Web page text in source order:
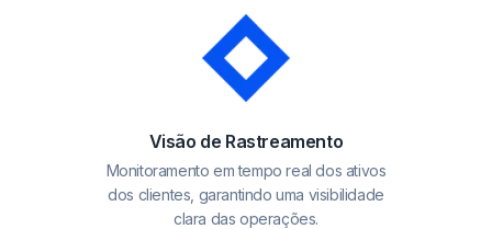
Visão de Rastreamento
Monitoramento em tempo real dos ativos
dos clientes, garantindo uma visibilidade
clara das operações.